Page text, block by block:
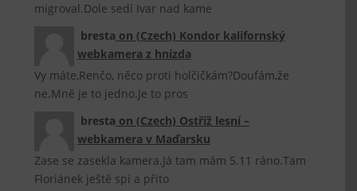
migroval.Dole sedí Ivar nad kame
bresta on (Czech) Kondor kalifornský
webkamera z hnízda
Vy máte,Renčo, něco proti holčičkám?Doufám,že
ne.Mně je to jedno.Je to pros
bresta on (Czech) Ostříž lesní –
webkamera v Maďarsku
Zase se zasekla kamera.Já tam mám 5.11 ráno.Tam
Floriánek ještě spí a přito